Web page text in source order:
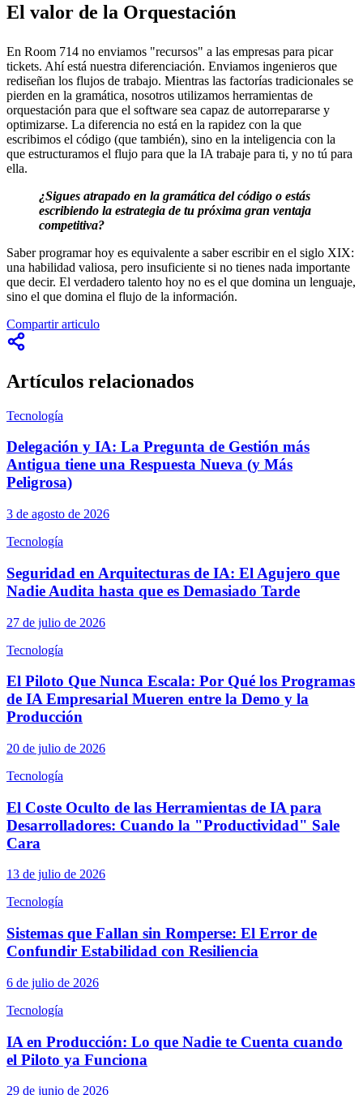
El valor de la Orquestación
En Room 714 no enviamos "recursos" a las empresas para picar
tickets. Ahí está nuestra diferenciación. Enviamos ingenieros que
rediseñan los flujos de trabajo. Mientras las factorías tradicionales se
pierden en la gramática, nosotros utilizamos herramientas de
orquestación para que el software sea capaz de autorrepararse y
optimizarse. La diferencia no está en la rapidez con la que
escribimos el código (que también), sino en la inteligencia con la
que estructuramos el flujo para que la IA trabaje para ti, y no tú para
ella.
¿Sigues atrapado en la gramática del código o estás
escribiendo la estrategia de tu próxima gran ventaja
competitiva?
Saber programar hoy es equivalente a saber escribir en el siglo XIX:
una habilidad valiosa, pero insuficiente si no tienes nada importante
que decir. El verdadero talento hoy no es el que domina un lenguaje,
sino el que domina el flujo de la información.
Compartir articulo
Artículos relacionados
Tecnología
Delegación y IA: La Pregunta de Gestión más
Antigua tiene una Respuesta Nueva (y Más
Peligrosa)
3 de agosto de 2026
Tecnología
Seguridad en Arquitecturas de IA: El Agujero que
Nadie Audita hasta que es Demasiado Tarde
27 de julio de 2026
Tecnología
El Piloto Que Nunca Escala: Por Qué los Programas
de IA Empresarial Mueren entre la Demo y la
Producción
20 de julio de 2026
Tecnología
El Coste Oculto de las Herramientas de IA para
Desarrolladores: Cuando la "Productividad" Sale
Cara
13 de julio de 2026
Tecnología
Sistemas que Fallan sin Romperse: El Error de
Confundir Estabilidad con Resiliencia
6 de julio de 2026
Tecnología
IA en Producción: Lo que Nadie te Cuenta cuando
el Piloto ya Funciona
29 de junio de 2026